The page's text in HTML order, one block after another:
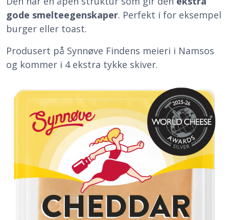
gode smelteegenskaper. Perfekt i for eksempel
burger eller toast.
Produsert på Synnøve Findens meieri i Namsos
og kommer i 4 ekstra tykke skiver.